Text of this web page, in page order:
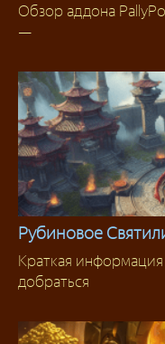
Для Паладинов
Обзор аддона
—
Тактики
Рубиновое
Краткая
добраться